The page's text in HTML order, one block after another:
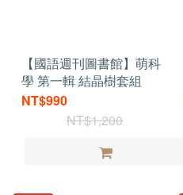
【國語週刊圖書館】萌科
學 第一輯 結晶樹套組
NT$990
NT$1,200